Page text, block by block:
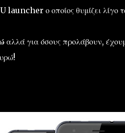
launcher ο οποίος θυμίζει λίγο
αλλά για όσους προλάβουν,